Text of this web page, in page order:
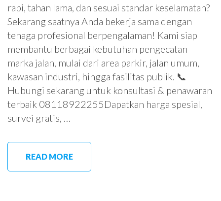
rapi, tahan lama, dan sesuai standar keselamatan?
Sekarang saatnya Anda bekerja sama dengan
tenaga profesional berpengalaman! Kami siap
membantu berbagai kebutuhan pengecatan
marka jalan, mulai dari area parkir, jalan umum,
kawasan industri, hingga fasilitas publik. 📞
Hubungi sekarang untuk konsultasi & penawaran
terbaik 08118922255Dapatkan harga spesial,
survei gratis, …
READ MORE